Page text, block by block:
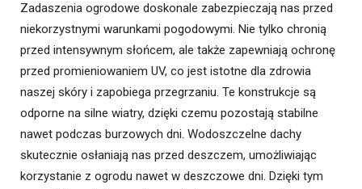
Zadaszenia ogrodowe doskonale zabezpieczają nas przed
niekorzystnymi warunkami pogodowymi. Nie tylko chronią
przed intensywnym słońcem, ale także zapewniają ochronę
przed promieniowaniem UV, co jest istotne dla zdrowia
naszej skóry i zapobiega przegrzaniu. Te konstrukcje są
odporne na silne wiatry, dzięki czemu pozostają stabilne
nawet podczas burzowych dni. Wodoszczelne dachy
skutecznie osłaniają nas przed deszczem, umożliwiając
korzystanie z ogrodu nawet w deszczowe dni. Dzięki tym